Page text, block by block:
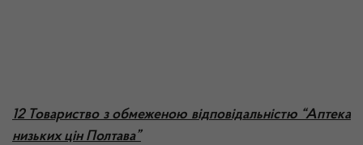
12 Товариство з обмеженою відповідальністю “Аптека
низьких цін Полтава”